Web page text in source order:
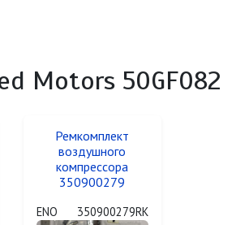
Motors 50GF082
Ремкомплект
воздушного
компрессора
350900279
ENO 350900279RK